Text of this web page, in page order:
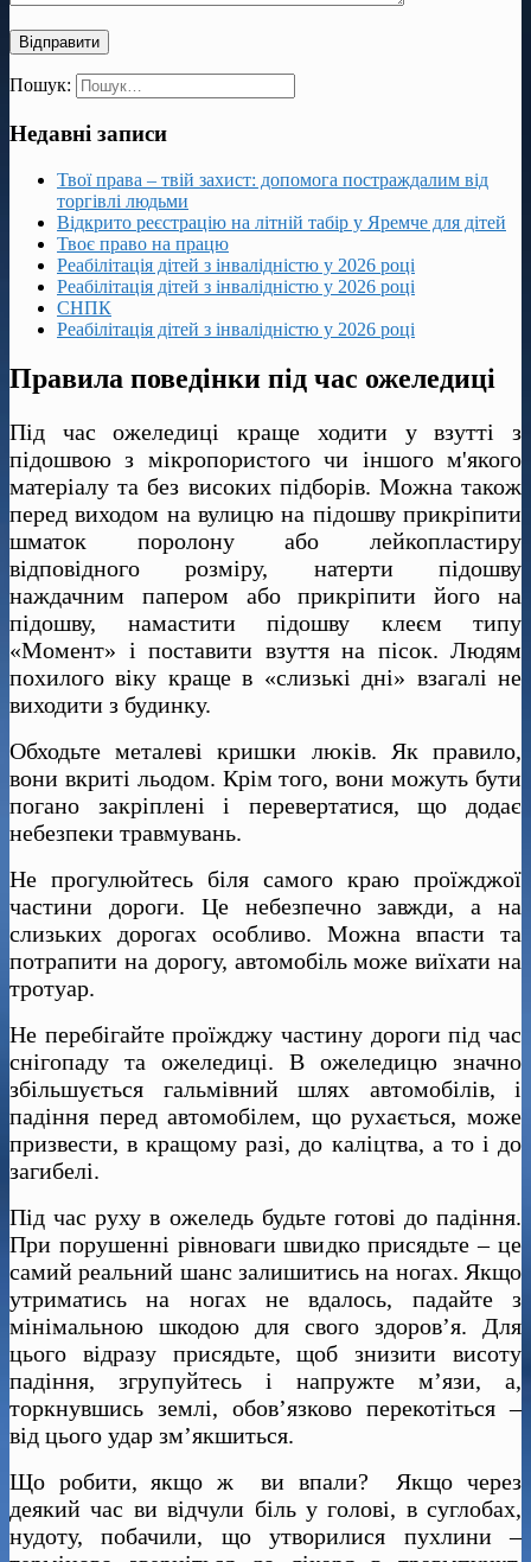
Пошук:
Недавні записи
Твої права – твій захист: допомога постраждалим від
торгівлі людьми
Відкрито реєстрацію на літній табір у Яремче для дітей
Твоє право на працю
Реабілітація дітей з інвалідністю у 2026 році
Реабілітація дітей з інвалідністю у 2026 році
СНПК
Реабілітація дітей з інвалідністю у 2026 році
Правила поведінки під час ожеледиці
Під час ожеледиці краще ходити у взутті з
підошвою з мікропористого чи іншого м'якого
матеріалу та без високих підборів. Можна також
перед виходом на вулицю на підошву прикріпити
шматок поролону або лейкопластиру
відповідного розміру, натерти підошву
наждачним папером або прикріпити його на
підошву, намастити підошву клеєм типу
«Момент» і поставити взуття на пісок. Людям
похилого віку краще в «слизькі дні» взагалі не
виходити з будинку.
Обходьте металеві кришки люків. Як правило,
вони вкриті льодом. Крім того, вони можуть бути
погано закріплені і перевертатися, що додає
небезпеки травмувань.
Не прогулюйтесь біля самого краю проїжджої
частини дороги. Це небезпечно завжди, а на
слизьких дорогах особливо. Можна впасти та
потрапити на дорогу, автомобіль може виїхати на
тротуар.
Не перебігайте проїжджу частину дороги під час
снігопаду та ожеледиці. В ожеледицю значно
збільшується гальмівний шлях автомобілів, і
падіння перед автомобілем, що рухається, може
призвести, в кращому разі, до каліцтва, а то і до
загибелі.
Під час руху в ожеледь будьте готові до падіння.
При порушенні рівноваги швидко присядьте – це
самий реальний шанс залишитись на ногах. Якщо
утриматись на ногах не вдалось, падайте з
мінімальною шкодою для свого здоров’я. Для
цього відразу присядьте, щоб знизити висоту
падіння, згрупуйтесь і напружте м’язи, а,
торкнувшись землі, обов’язково перекотіться –
від цього удар зм’якшиться.
Що робити, якщо ж ви впали? Якщо через
деякий час ви відчули біль у голові, в суглобах,
нудоту, побачили, що утворилися пухлини –